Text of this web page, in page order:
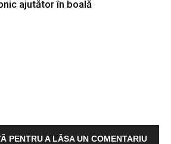
ajutător în boală
PENTRU A LĂSA UN COMENTARIU